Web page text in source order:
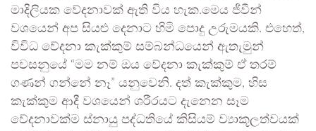
මාදිලියක වේදනාවක් ඇති විය හැක.මෙය ජීවීන්
වශයෙන් අප සියළු දෙනාට හිමි පොදු උරුමයකි. එහෙත්,
විවිධ වේදනා කැක්කුම් සම්බන්ධයෙන් ඇතැමුන්
පවසනුයේ “මම නම් ඔය වේදනා කැක්කුම් ඒ තරම්
ගණන් ගන්නේ නෑ” යනුවෙනි. දත් කැක්කුම, හිස
කැක්කුම ආදී වශයෙන් ශරීරයට දැනෙන සෑම
වේදනාවක්ම ස්නායු පද්ධතියේ කිසියම් ව්‍යාකූලත්වයක්